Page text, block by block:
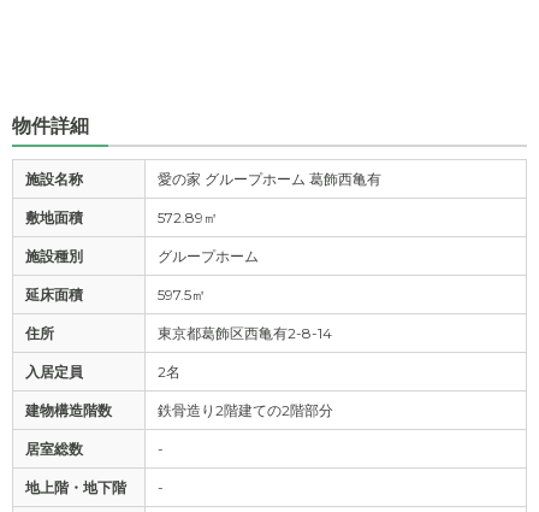
物件詳細
施設名称 愛の家 グループホーム 葛飾西亀有
敷地面積 572.89㎡
施設種別 グループホーム
延床面積 597.5㎡
住所 東京都葛飾区西亀有2-8-14
入居定員 2名
建物構造階数 鉄骨造り2階建ての2階部分
居室総数 -
地上階・地下階 -